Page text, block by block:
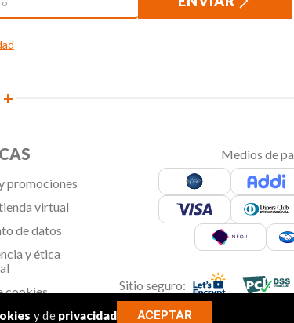
y de privacidad ACEPTAR
promociones
virtual
de datos
y ética
cookies
Medios de
Sitio seguro: